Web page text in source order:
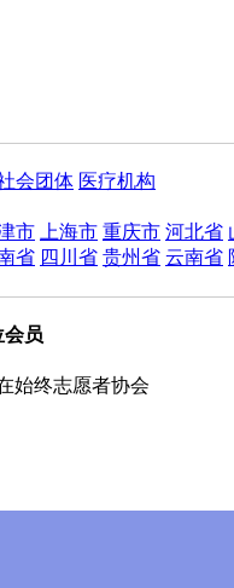
会团体 医疗机构
市 上海市 重庆市 河北省
省 四川省 贵州省 云南省
会员
始终志愿者协会